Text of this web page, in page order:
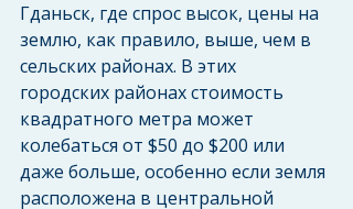
Гданьск, где спрос высок, цены на
землю, как правило, выше, чем в
сельских районах. В этих
городских районах стоимость
квадратного метра может
колебаться от $50 до $200 или
даже больше, особенно если земля
расположена в центральной